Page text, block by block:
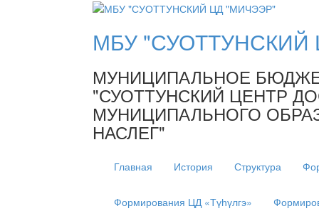
МБУ
МУНИЦИПАЛЬНОЕ
"СУОТТУНСКИЙ ЦЕНТР
МУНИЦИПАЛЬНОГО
НАСЛЕГ"
Главная История Структура
Формирования ЦД «Түһүлгэ»